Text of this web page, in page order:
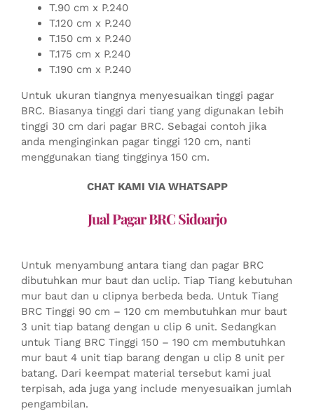
T.90 cm x P.240
T.120 cm x P.240
T.150 cm x P.240
T.175 cm x P.240
T.190 cm x P.240
Untuk ukuran tiangnya menyesuaikan tinggi pagar
BRC. Biasanya tinggi dari tiang yang digunakan lebih
tinggi 30 cm dari pagar BRC. Sebagai contoh jika
anda menginginkan pagar tinggi 120 cm, nanti
menggunakan tiang tingginya 150 cm.
CHAT KAMI VIA WHATSAPP
Jual Pagar BRC Sidoarjo
Untuk menyambung antara tiang dan pagar BRC
dibutuhkan mur baut dan uclip. Tiap Tiang kebutuhan
mur baut dan u clipnya berbeda beda. Untuk Tiang
BRC Tinggi 90 cm – 120 cm membutuhkan mur baut
3 unit tiap batang dengan u clip 6 unit. Sedangkan
untuk Tiang BRC Tinggi 150 – 190 cm membutuhkan
mur baut 4 unit tiap barang dengan u clip 8 unit per
batang. Dari keempat material tersebut kami jual
terpisah, ada juga yang include menyesuaikan jumlah
pengambilan.